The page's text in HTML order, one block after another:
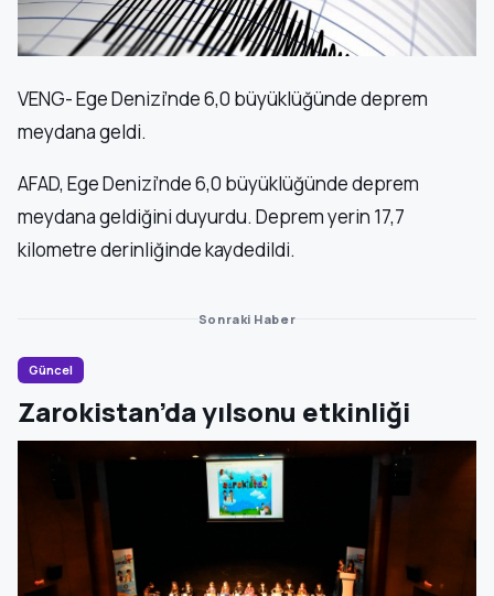
VENG- Ege Denizi’nde 6,0 büyüklüğünde deprem
meydana geldi.
AFAD, Ege Denizi’nde 6,0 büyüklüğünde deprem
meydana geldiğini duyurdu. Deprem yerin 17,7
kilometre derinliğinde kaydedildi.
Sonraki Haber
Güncel
Zarokistan’da yılsonu etkinliği